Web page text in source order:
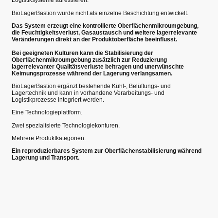
BioLagerBastion wurde nicht als einzelne Beschichtung entwickelt.
Das System erzeugt eine kontrollierte Oberflächenmikroumgebung,
die Feuchtigkeitsverlust, Gasaustausch und weitere lagerrelevante
Veränderungen direkt an der Produktoberfläche beeinflusst.
Bei geeigneten Kulturen kann die Stabilisierung der
Oberflächenmikroumgebung zusätzlich zur Reduzierung
lagerrelevanter Qualitätsverluste beitragen und unerwünschte
Keimungsprozesse während der Lagerung verlangsamen.
BioLagerBastion ergänzt bestehende Kühl-, Belüftungs- und
Lagertechnik und kann in vorhandene Verarbeitungs- und
Logistikprozesse integriert werden.
Eine Technologieplattform.
Zwei spezialisierte Technologiekonturen.
Mehrere Produktkategorien.
Ein reproduzierbares System zur Oberflächenstabilisierung während
Lagerung und Transport.